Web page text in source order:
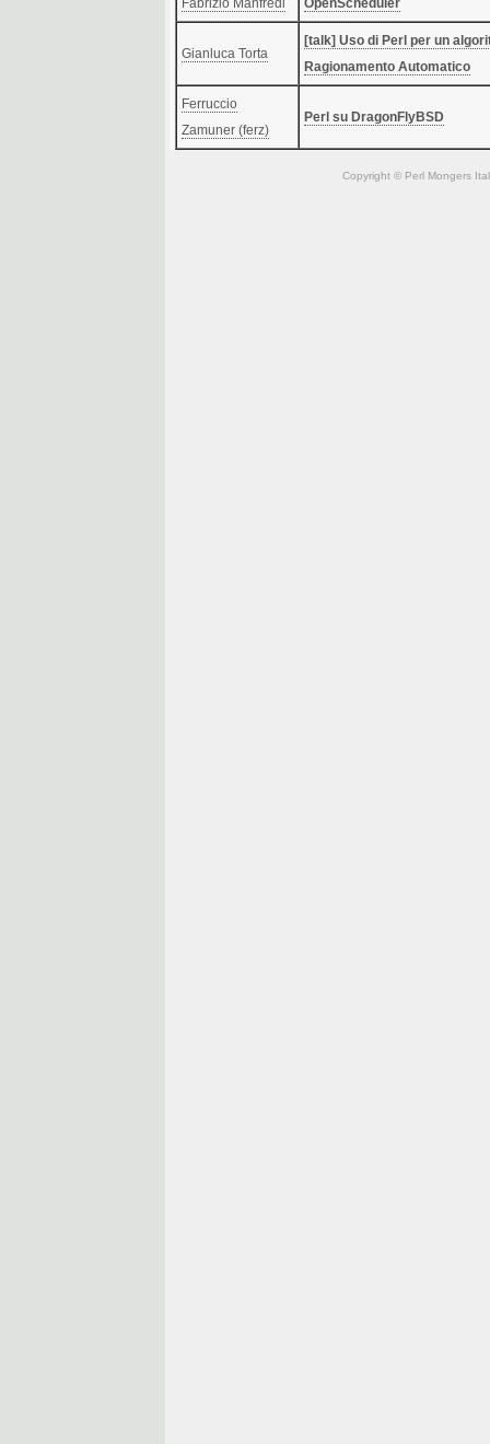
Fabrizio Manfredi ‎OpenScheduler‎
Gianluca Torta
‎[talk] Uso di Perl per un
Ragionamento Automatico‎
Ferruccio
Zamuner (‎ferz‎)
‎Perl su DragonFlyBSD‎
Copyright © Perl Mongers